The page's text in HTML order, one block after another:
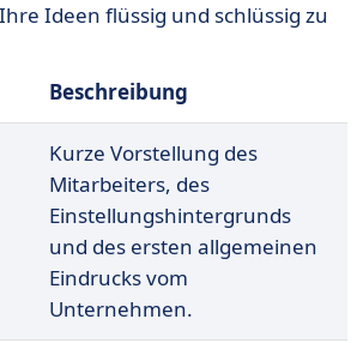
Ideen flüssig und schlüssig zu
Beschreibung
Kurze Vorstellung des
Mitarbeiters, des
Einstellungshintergrunds
und des ersten allgemeinen
Eindrucks vom
Unternehmen.